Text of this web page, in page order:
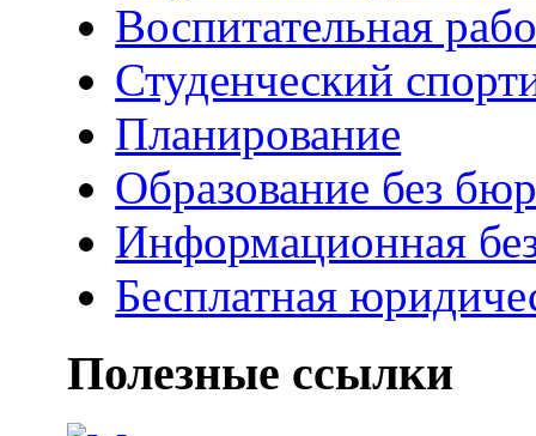
Воспитательная
Студенческий
Планирование
Образование без
Информационная
Бесплатная
Полезные cсылки